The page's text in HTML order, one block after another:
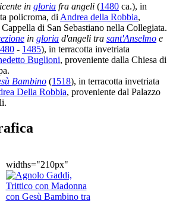
in gloria fra angeli (1480 ca.), in
policroma, di Andrea della Robbia,
di San Sebastiano nella Collegiata.
in gloria d'angeli tra sant'Anselmo e
- 1485), in terracotta invetriata
Buglioni, proveniente dalla Chiesa di
Bambino (1518), in terracotta invetriata
Della Robbia, proveniente dal Palazzo
widths="210px"